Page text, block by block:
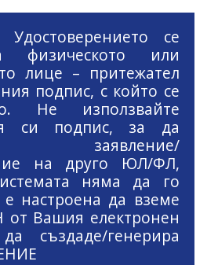
се
физическото или
лице – притежател
подпис, с който се
Не използвайте
си подпис, за да
заявление/
на друго ЮЛ/ФЛ,
няма да го
настроена да вземе
от Вашия електронен
създаде/генерира